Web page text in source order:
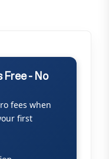
Free - No
fees when
first